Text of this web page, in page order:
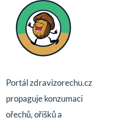
Portál zdravizorechu.cz
propaguje konzumaci
ořechů, oříšků a